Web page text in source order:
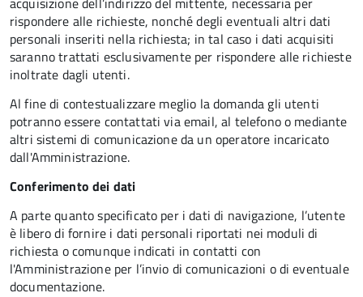
rispondere alle richieste, nonché degli eventuali altri dati
personali inseriti nella richiesta; in tal caso i dati acquisiti
saranno trattati esclusivamente per rispondere alle richieste
inoltrate dagli utenti.
Al fine di contestualizzare meglio la domanda gli utenti
potranno essere contattati via email, al telefono o mediante
altri sistemi di comunicazione da un operatore incaricato
dall'Amministrazione.
Conferimento dei dati
A parte quanto specificato per i dati di navigazione, l’utente
è libero di fornire i dati personali riportati nei moduli di
richiesta o comunque indicati in contatti con
l'Amministrazione per l’invio di comunicazioni o di eventuale
documentazione.